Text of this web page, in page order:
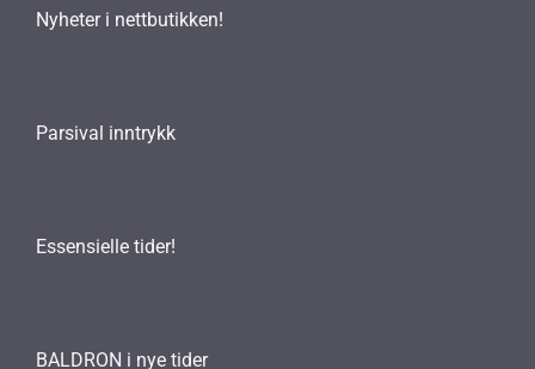
Nyheter i nettbutikken!
Parsival inntrykk
Essensielle tider!
BALDRON i nye tider